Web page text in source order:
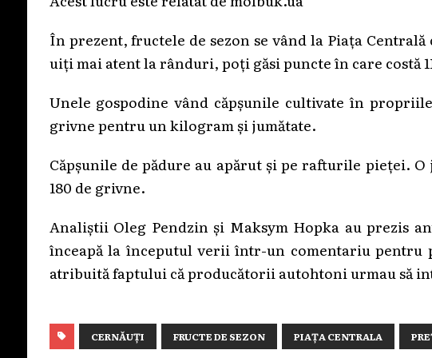
În prezent, fructele de sezon se vând la Piața Centrală
uiți mai atent la rânduri, poți găsi puncte în care costă
Unele gospodine vând căpșunile cultivate în
grivne pentru un kilogram și jumătate.
Căpșunile de pădure au apărut și pe rafturile pieței.
180 de grivne.
Analiștii Oleg Pendzin și Maksym Hopka au prezis
înceapă la începutul verii într-un comentariu pentru
atribuită faptului că producătorii autohtoni urmau să
CERNĂUȚI FRUCTE DE SEZON PIAȚA CENTRALA